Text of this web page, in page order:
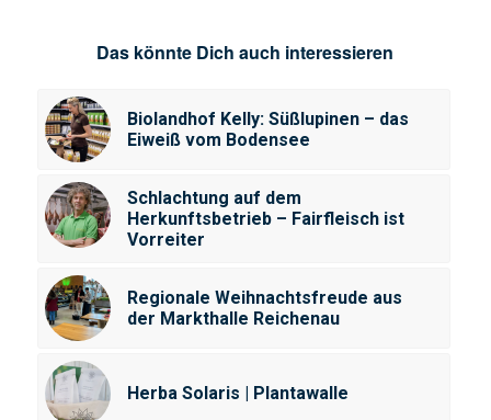
Das könnte Dich auch interessieren
Biolandhof Kelly: Süßlupinen – das
Eiweiß vom Bodensee
Schlachtung auf dem
Herkunftsbetrieb – Fairfleisch ist
Vorreiter
Regionale Weihnachtsfreude aus
der Markthalle Reichenau
Herba Solaris | Plantawalle